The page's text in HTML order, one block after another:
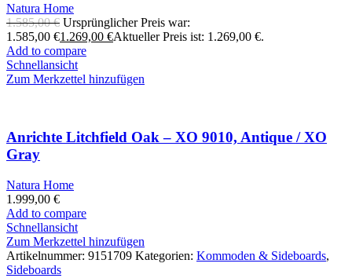
Natura Home
1.585,00€ Ursprünglicher Preis war:
1.585,00 €1.269,00 €Aktueller Preis ist: 1.269,00 €.
Add to compare
Schnellansicht
Zum Merkzettel hinzufügen
Anrichte Litchfield Oak – XO 9010, Antique / XO
Gray
Natura Home
1.999,00 €
Add to compare
Schnellansicht
Zum Merkzettel hinzufügen
Artikelnummer: 9151709 Kategorien: Kommoden & Sideboards,
Sideboards